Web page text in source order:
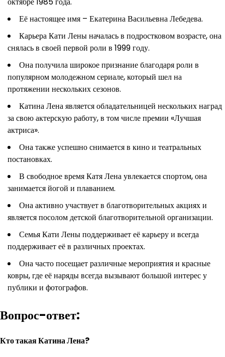
Её настоящее имя – Екатерина Васильевна Лебедева.
Карьера Кати Лены началась в подростковом возрасте, она
снялась в своей первой роли в 1999 году.
Она получила широкое признание благодаря роли в
популярном молодежном сериале, который шел на
протяжении нескольких сезонов.
Катина Лена является обладательницей нескольких наград
за свою актерскую работу, в том числе премии «Лучшая
актриса».
Она также успешно снимается в кино и театральных
постановках.
В свободное время Катя Лена увлекается спортом, она
занимается йогой и плаванием.
Она активно участвует в благотворительных акциях и
является посолом детской благотворительной организации.
Семья Кати Лены поддерживает её карьеру и всегда
поддерживает её в различных проектах.
Она часто посещает различные мероприятия и красные
ковры, где её наряды всегда вызывают большой интерес у
публики и фотографов.
Вопрос-ответ:
Кто такая Катина Лена?